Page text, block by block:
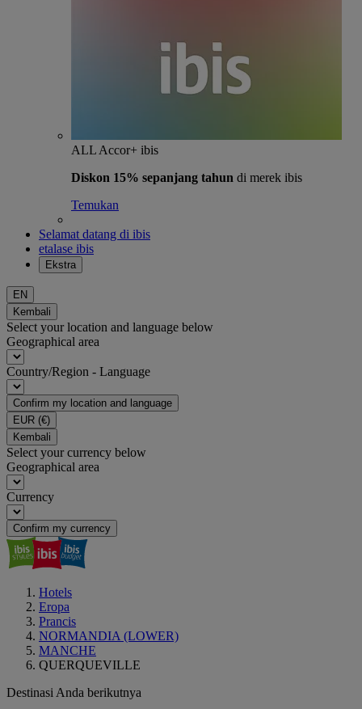
ALL Accor+ ibis
Diskon 15% sepanjang tahun di merek ibis
Temukan
Selamat datang di ibis
etalase ibis
Ekstra
EN
Kembali
Select your location and language below
Geographical area
Country/Region - Language
Confirm my location and language
EUR (€)
Kembali
Select your currency below
Geographical area
Currency
Confirm my currency
Hotels
Eropa
Prancis
NORMANDIA (LOWER)
MANCHE
QUERQUEVILLE
Destinasi Anda berikutnya